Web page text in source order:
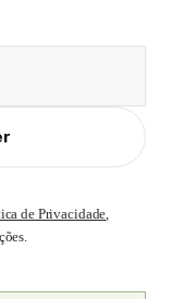
de Privacidade,